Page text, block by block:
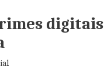
digitais